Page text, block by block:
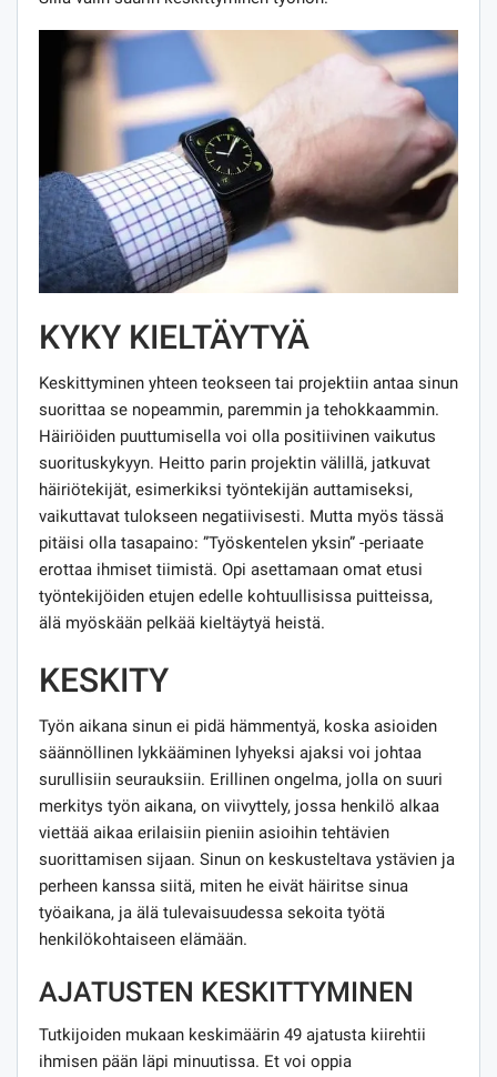
KYKY KIELTÄYTYÄ
Keskittyminen yhteen teokseen tai projektiin antaa sinun
suorittaa se nopeammin, paremmin ja tehokkaammin.
Häiriöiden puuttumisella voi olla positiivinen vaikutus
suorituskykyyn. Heitto parin projektin välillä, jatkuvat
häiriötekijät, esimerkiksi työntekijän auttamiseksi,
vaikuttavat tulokseen negatiivisesti. Mutta myös tässä
pitäisi olla tasapaino: ”Työskentelen yksin” -periaate
erottaa ihmiset tiimistä. Opi asettamaan omat etusi
työntekijöiden etujen edelle kohtuullisissa puitteissa,
älä myöskään pelkää kieltäytyä heistä.
KESKITY
Työn aikana sinun ei pidä hämmentyä, koska asioiden
säännöllinen lykkääminen lyhyeksi ajaksi voi johtaa
surullisiin seurauksiin. Erillinen ongelma, jolla on suuri
merkitys työn aikana, on viivyttely, jossa henkilö alkaa
viettää aikaa erilaisiin pieniin asioihin tehtävien
suorittamisen sijaan. Sinun on keskusteltava ystävien ja
perheen kanssa siitä, miten he eivät häiritse sinua
työaikana, ja älä tulevaisuudessa sekoita työtä
henkilökohtaiseen elämään.
AJATUSTEN KESKITTYMINEN
Tutkijoiden mukaan keskimäärin 49 ajatusta kiirehtii
ihmisen pään läpi minuutissa. Et voi oppia